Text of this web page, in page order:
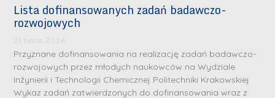
Lista dofinansowanych zadań badawczo-
rozwojowych
21 lipca 2026
Przyznane dofinansowania na realizację zadań badawczo-
rozwojowych przez młodych naukowców na Wydziale
Inżynierii i Technologii Chemicznej Politechniki Krakowskiej
Wykaz zadań zatwierdzonych do dofinansowania wraz z
D
D